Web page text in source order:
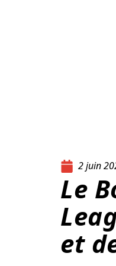
2 juin
Le
et